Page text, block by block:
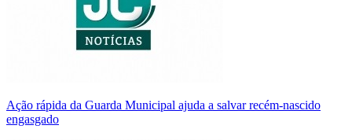
Ação rápida da Guarda Municipal ajuda a salvar recém-nascido
engasgado